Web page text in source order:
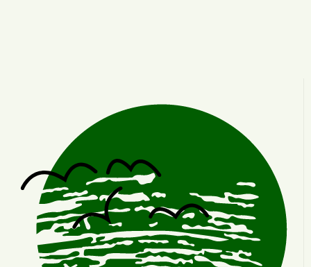
Crisis silenciosa: La Biblioteca Nacional
Agropecuaria Martín Cárdenas al borde del
olvido
Ver mas